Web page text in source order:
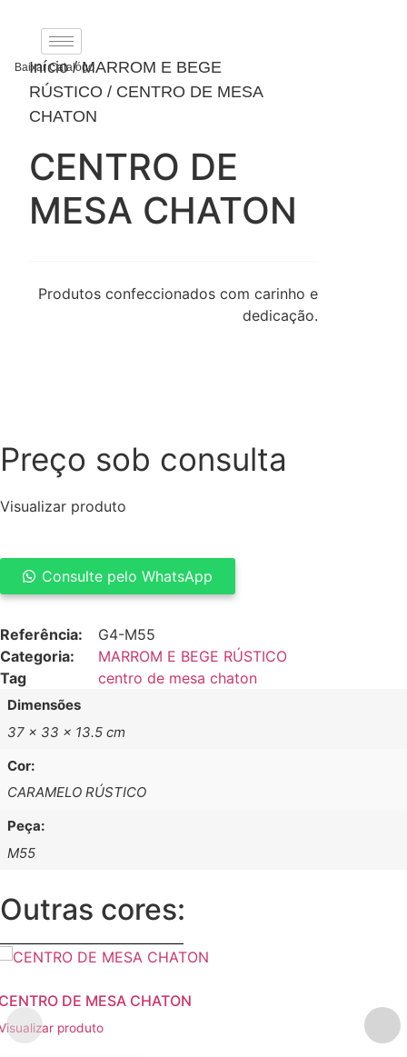
conteúdo
Baixar Catalógo
Início/MARROM E BEGE
RÚSTICO / CENTRO DE MESA
CHATON
CENTRO DE
MESA CHATON
Produtos confeccionados com carinho e
dedicação.
Preço sob consulta
Visualizar produto
Consulte pelo WhatsApp
CENTRO
MESA
CHATON
quantidade
Referência:
G4-M55
Categoria:
MARROM E BEGE RÚSTICO
Tag
centro de mesa chaton
Dimensões
37 × 33 × 13.5 cm
Cor:
CARAMELO RÚSTICO
Peça:
M55
Outras cores:
DE MESA CHATON
produto